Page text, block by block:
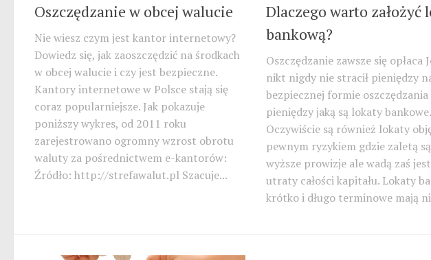
Oszczędzanie w obcej walucie
Nie wiesz czym jest kantor internetowy?
Dowiedz się, jak zaoszczędzić na środkach
w obcej walucie i czy jest bezpieczne.
Kantory internetowe w Polsce stają się
coraz popularniejsze. Jak pokazuje
poniższy wykres, od 2011 roku
zarejestrowano ogromny wzrost obrotu
waluty za pośrednictwem e-kantorów:
Źródło: http://strefawalut.pl Szacuje...
Dlaczego warto założyć
bankową?
Oszczędzanie zawsze się opłaca
nikt nigdy nie stracił pieniędzy
bezpiecznej formie oszczędzania
pieniędzy jaką są lokaty bankowe.
Oczywiście są również lokaty
pewnym ryzykiem gdzie zaletą
wyższe prowizje ale wadą zaś
utraty całości kapitału. Lokaty
krótko i długo terminowe mają